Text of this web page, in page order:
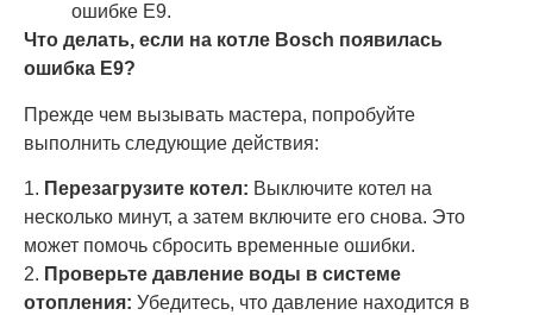
ошибке E9.
Что делать, если на котле Bosch появилась
ошибка E9?
Прежде чем вызывать мастера, попробуйте
выполнить следующие действия:
1. Перезагрузите котел: Выключите котел на
несколько минут, а затем включите его снова. Это
может помочь сбросить временные ошибки.
2. Проверьте давление воды в системе
отопления: Убедитесь, что давление находится в